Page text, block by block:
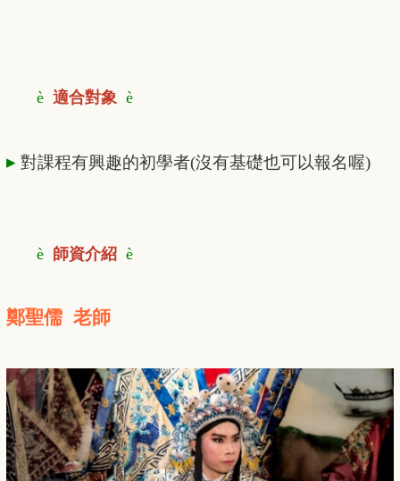
è 適合對象 è
▸ 對課程有興趣的初學者(沒有基礎也可以報名喔)
è 師資介紹 è
鄭聖儒 老師